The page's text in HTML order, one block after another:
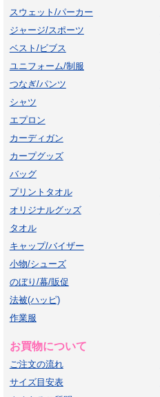
スウェット/パーカー
ジャージ/スポーツ
ベスト/ビブス
ユニフォーム/制服
つなぎ/パンツ
シャツ
エプロン
カーディガン
カープグッズ
バッグ
プリントタオル
オリジナルグッズ
タオル
キャップ/バイザー
小物/シューズ
のぼり/幕/販促
法被(ハッピ)
作業服
お買物について
ご注文の流れ
サイズ目安表